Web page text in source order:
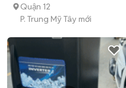
Quận 12
P. Trung Mỹ Tây mới